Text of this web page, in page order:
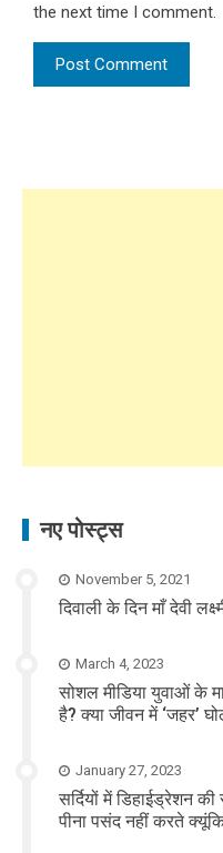
the next time I comment.
नए पोस्ट्स
November 5, 2021
दिवाली के दिन माँ देवी
March 4, 2023
सोशल मीडिया युवाओं के
है? क्या जीवन में ‘जहर’
January 27, 2023
सर्दियों में डिहाईड्रेशन की
पीना पसंद नहीं करते